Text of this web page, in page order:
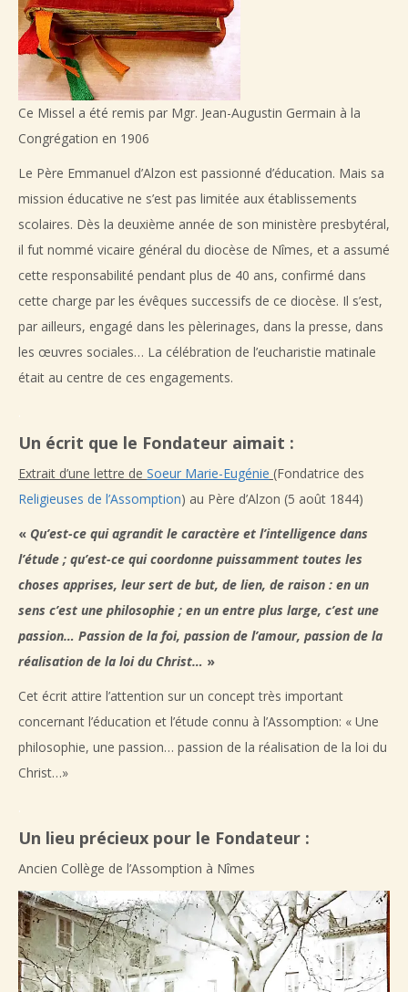
Ce Missel a été remis par Mgr. Jean-Augustin Germain à la
Congrégation en 1906
Le Père Emmanuel d’Alzon est passionné d’éducation. Mais sa
mission éducative ne s’est pas limitée aux établissements
scolaires. Dès la deuxième année de son ministère presbytéral,
il fut nommé vicaire général du diocèse de Nîmes, et a assumé
cette responsabilité pendant plus de 40 ans, confirmé dans
cette charge par les évêques successifs de ce diocèse. Il s’est,
par ailleurs, engagé dans les pèlerinages, dans la presse, dans
les œuvres sociales… La célébration de l’eucharistie matinale
était au centre de ces engagements.
Un écrit que le Fondateur aimait :
Extrait d’une lettre de Soeur Marie-Eugénie (Fondatrice des
Religieuses de l’Assomption) au Père d’Alzon (5 août 1844)
« Qu’est-ce qui agrandit le caractère et l’intelligence dans
l’étude ; qu’est-ce qui coordonne puissamment toutes les
choses apprises, leur sert de but, de lien, de raison : en un
sens c’est une philosophie ; en un entre plus large, c’est une
passion… Passion de la foi, passion de l’amour, passion de la
réalisation de la loi du Christ… »
Cet écrit attire l’attention sur un concept très important
concernant l’éducation et l’étude connu à l’Assomption: « Une
philosophie, une passion… passion de la réalisation de la loi du
Christ…»
Un lieu précieux pour le Fondateur :
Ancien Collège de l’Assomption à Nîmes